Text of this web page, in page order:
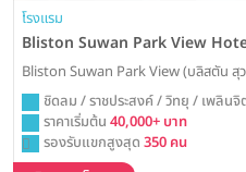
โรงแรม
Bliston Suwan Park View
Bliston Suwan Park View (บลิสตัน สุ
ชิดลม / ราชประสงค์ / วิทยุ / เพลิน
ราคาเริ่มต้น 40,000+ บาท
รองรับแขกสูงสุด 350 คน